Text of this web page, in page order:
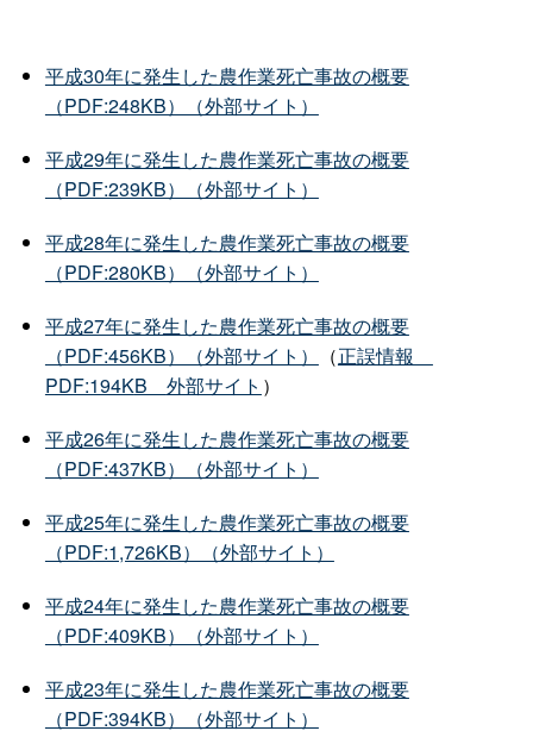
平成30年に発生した農作業死亡事故の概要
（PDF:248KB）（外部サイト）
平成29年に発生した農作業死亡事故の概要
（PDF:239KB）（外部サイト）
平成28年に発生した農作業死亡事故の概要
（PDF:280KB）（外部サイト）
平成27年に発生した農作業死亡事故の概要
（PDF:456KB）（外部サイト）
（正誤情報
PDF:194KB 外部サイト ）
平成26年に発生した農作業死亡事故の概要
（PDF:437KB）（外部サイト）
平成25年に発生した農作業死亡事故の概要
（PDF:1,726KB）（外部サイト）
平成24年に発生した農作業死亡事故の概要
（PDF:409KB）（外部サイト）
平成23年に発生した農作業死亡事故の概要
（PDF:394KB）（外部サイト）